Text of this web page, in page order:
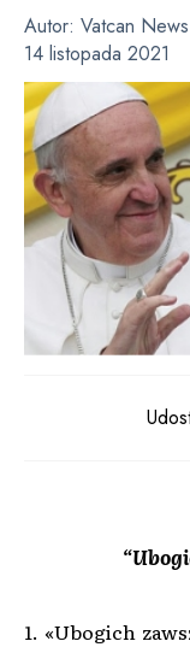
Autor: Vatcan News
14 listopada 2021
1. «Ubogich